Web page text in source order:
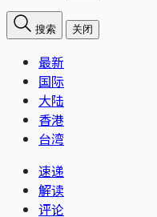
搜索 关闭
最新
国际
大陆
香港
台湾
速递
解读
评论